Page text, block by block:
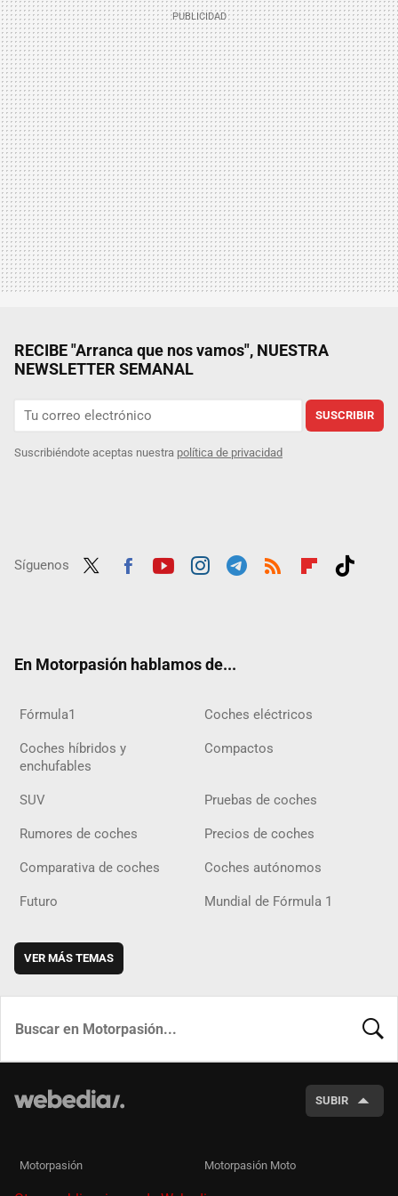
RECIBE "Arranca que nos vamos", NUESTRA
NEWSLETTER SEMANAL
SUSCRIBIR
Suscribiéndote aceptas nuestra política de privacidad
Síguenos
En Motorpasión hablamos de...
Fórmula1 Coches eléctricos
Coches híbridos y
enchufables
Compactos
SUV Pruebas de coches
Rumores de coches Precios de coches
Comparativa de coches Coches autónomos
Futuro Mundial de Fórmula 1
VER MÁS TEMAS
SUBIR
Motorpasión Motorpasión Moto